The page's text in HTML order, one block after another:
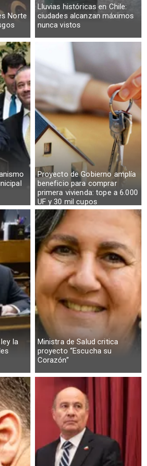
Norte
Lluvias históricas en Chile:
ciudades alcanzan máximos
nunca vistos
Proyecto de Gobierno amplía
beneficio para comprar
primera vivienda: tope a 6.000
UF y 30 mil cupos
la
Ministra de Salud critica
proyecto “Escucha su
Corazón”